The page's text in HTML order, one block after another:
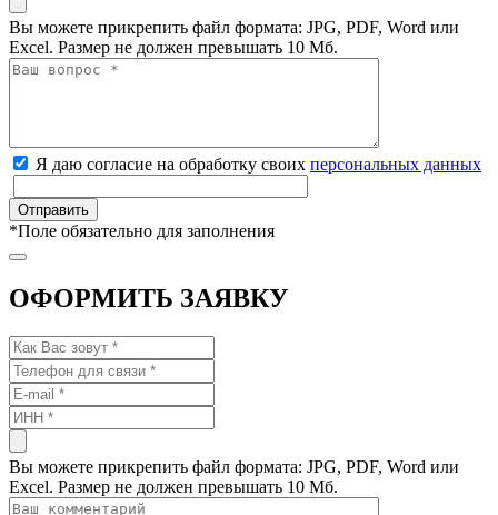
Вы можете прикрепить файл формата: JPG, PDF, Word или
Excel. Размер не должен превышать 10 Мб.
Я даю согласие на обработку своих персональных данных
*Поле обязательно для заполнения
ОФОРМИТЬ ЗАЯВКУ
Вы можете прикрепить файл формата: JPG, PDF, Word или
Excel. Размер не должен превышать 10 Мб.